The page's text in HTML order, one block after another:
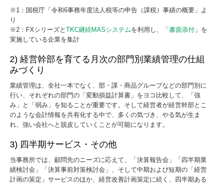
※1：国税庁「令和6事務年度法人税等の申告（課税）事績の概要」よ
り
※2：FXシリーズと TKC継続MASシステムを利用し、「 書面添付 」を
実施している企業を集計
2) 経営幹部を育てる月次の部門別業績管理の仕組
みづくり
業績管理は、全社一本でなく、部・課・商品グループなどの部門別に
行い、それぞれの部門の「変動損益計算書」をヨコ比較して、「強
み」と「弱み」を知ることが重要です。そして経営者が経営幹部とこ
のような会計情報を共有化する中で、多くの気づき、やる気が生ま
れ、強い会社へと脱皮していくことが可能になります。
3) 四半期サービス・その他
当事務所では、顧問先のニーズに応えて、「決算報告会」「四半期業
績検討会」「決算事前対策検討会」、そして中期および短期の「経営
計画の策定」サービスのほか、経営改善計画策定に続く、四半期ある